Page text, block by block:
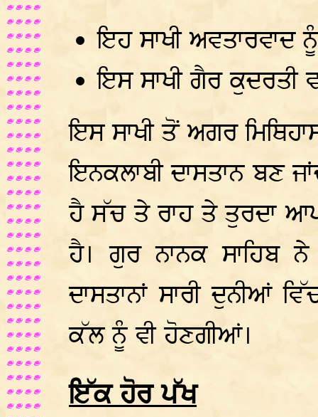
ਇਹ ਸਾਖੀ ਅਵਤਾਰਵਾਦ
ਇਸ ਸਾਖੀ ਗੈਰ ਕੁਦਰਤੀ
ਇਸ ਸਾਖੀ ਤੋਂ ਅਗਰ
ਇਨਕਲਾਬੀ ਦਾਸਤਾਨ ਬਣ
ਹੈ ਸੱਚ ਤੇ ਰਾਹ ਤੇ ਤੁਰਦਾ
ਹੈ। ਗੁਰ ਨਾਨਕ ਸਾਹਿਬ
ਦਾਸਤਾਨਾਂ ਸਾਰੀ ਦੁਨੀਆਂ
ਕੱਲ ਨੂੰ ਵੀ ਹੋਣਗੀਆਂ।
ਇੱਕ ਹੋਰ ਪੱਖ